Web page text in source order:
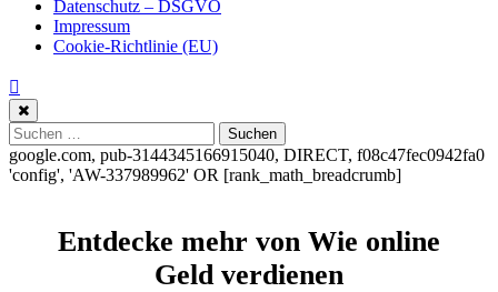
Datenschutz – DSGVO
Impressum
Cookie-Richtlinie (EU)
Suchen
nach:
google.com, pub-3144345166915040, DIRECT, f08c47fec0942fa0
'config', 'AW-337989962' OR [rank_math_breadcrumb]
Entdecke mehr von Wie online
Geld verdienen